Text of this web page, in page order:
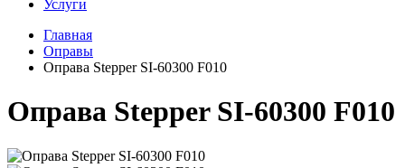
Услуги
Главная
Оправы
Оправа Stepper SI-60300 F010
Оправа Stepper SI-60300 F010